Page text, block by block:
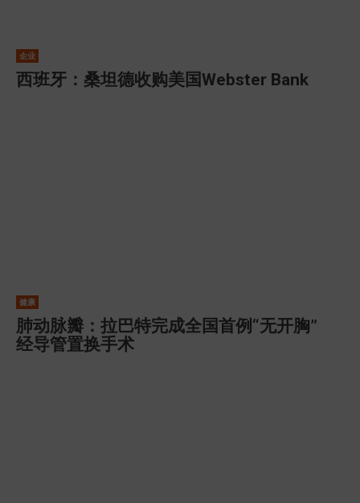
企业
西班牙：桑坦德收购美国Webster Bank
健康
肺动脉瓣：拉巴特完成全国首例“无开胸”
经导管置换手术